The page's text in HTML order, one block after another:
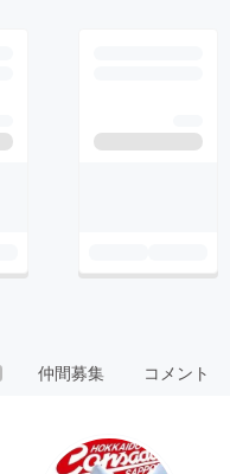
仲間募集 コメント